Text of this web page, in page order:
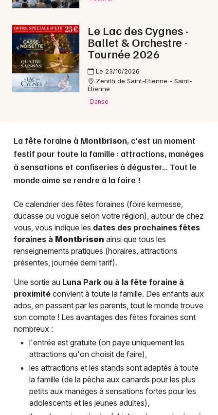
Choisir mes départements
Mon email
Je m'abonne
Le Lac des Cygnes -
Ballet & Orchestre -
Tournée 2026
Le 23/10/2026
Zenith de Saint-Etienne - Saint-
Étienne
Danse
La fête foraine à Montbrison, c'est un moment
festif pour toute la famille : attractions, manèges
à sensations et confiseries à déguster… Tout le
monde aime se rendre à la foire !
Ce calendrier des fêtes foraines (foire kermesse,
ducasse ou vogue selon votre région), autour de chez
vous, vous indique les dates des prochaines fêtes
foraines à Montbrison ainsi que tous les
renseignements pratiques (horaires, attractions
présentes, journée demi tarif).
Une sortie au Luna Park ou à la fête foraine à
proximité convient à toute la famille. Des enfants aux
ados, en passant par les parents, tout le monde trouve
son compte ! Les avantages des fêtes foraines sont
nombreux :
l'entrée est gratuite (on paye uniquement les
attractions qu'on choisit de faire),
les attractions et les stands sont adaptés à toute
la famille (de la pêche aux canards pour les plus
petits aux manèges à sensations fortes pour les
adolescents et les jeunes adultes),